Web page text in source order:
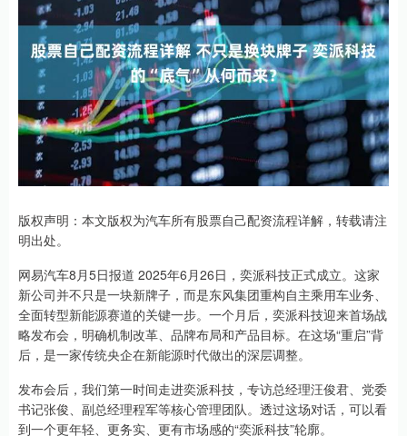
版权声明：本文版权为汽车所有股票自己配资流程详解，转载请注
明出处。
网易汽车8月5日报道 2025年6月26日，奕派科技正式成立。这家
新公司并不只是一块新牌子，而是东风集团重构自主乘用车业务、
全面转型新能源赛道的关键一步。一个月后，奕派科技迎来首场战
略发布会，明确机制改革、品牌布局和产品目标。在这场“重启”背
后，是一家传统央企在新能源时代做出的深层调整。
发布会后，我们第一时间走进奕派科技，专访总经理汪俊君、党委
书记张俊、副总经理程军等核心管理团队。透过这场对话，可以看
到一个更年轻、更务实、更有市场感的“奕派科技”轮廓。